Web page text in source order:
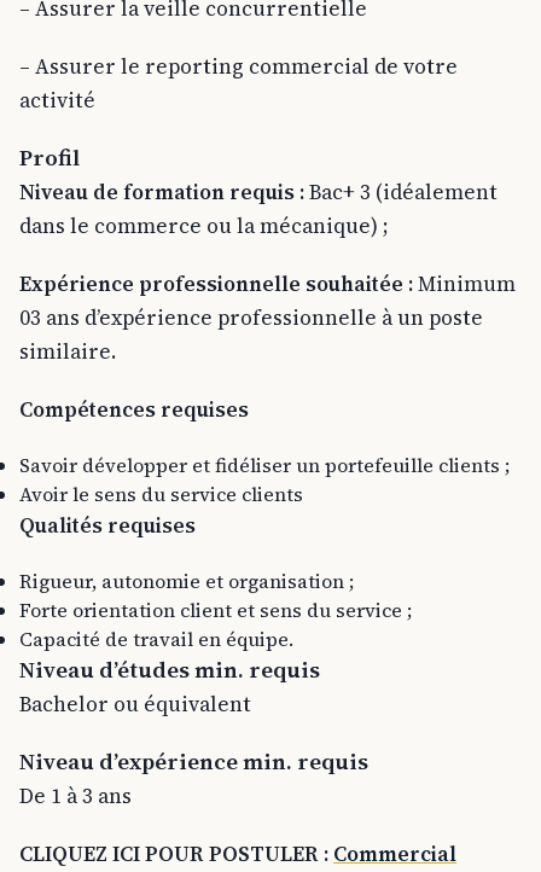
– Assurer la veille concurrentielle
– Assurer le reporting commercial de votre
activité
Profil
Niveau de formation requis :Bac+ 3 (idéalement
dans le commerce ou la mécanique) ;
Expérience professionnelle souhaitée :Minimum
03 ans d’expérience professionnelle à un poste
similaire.
Compétences requises
Savoir développer et fidéliser un portefeuille clients ;
Avoir le sens du service clients
Qualités requises
Rigueur, autonomie et organisation ;
Forte orientation client et sens du service ;
Capacité de travail en équipe.
Niveau d’études min. requis
Bachelor ou équivalent
Niveau d’expérience min. requis
De 1 à 3 ans
CLIQUEZ ICI POUR POSTULER : Commercial